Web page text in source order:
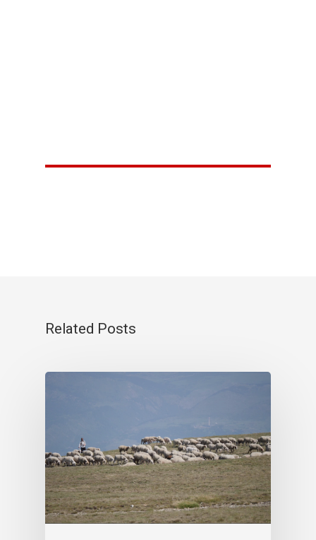
Related Posts